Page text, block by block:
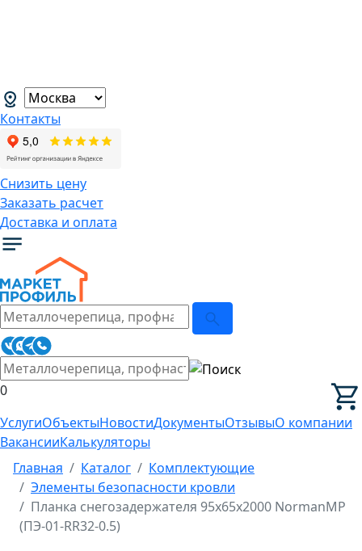
Контакты
Снизить цену
Заказать расчет
Доставка и оплата
0
УслугиОбъектыНовостиДокументыОтзывыО компании
ВакансииКалькуляторы
Главная
Каталог
Комплектующие
Элементы безопасности кровли
Планка снегозадержателя 95х65х2000 NormanMP
(ПЭ-01-RR32-0.5)